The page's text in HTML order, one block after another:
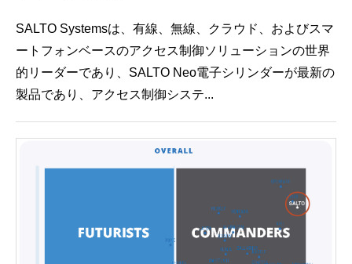
SALTO Systemsは、有線、無線、クラウド、およびスマ
ートフォンベースのアクセス制御ソリューションの世界
的リーダーであり、SALTO Neo電子シリンダーが最新の
製品であり、アクセス制御システ...